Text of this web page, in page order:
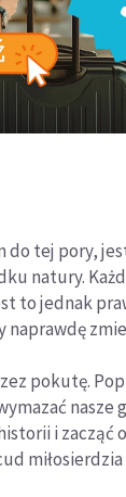
do tej pory,
natury.
to jednak
naprawdę
pokutę.
nasze
i zacząć
miłosierdzia